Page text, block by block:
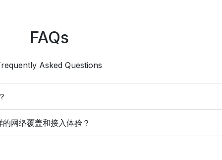
FAQs
Asked Questions
网络覆盖和接入体验？